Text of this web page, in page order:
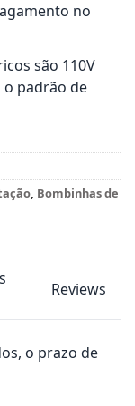
no
são 110V
o padrão de
, Bombinhas de
Reviews
o prazo de